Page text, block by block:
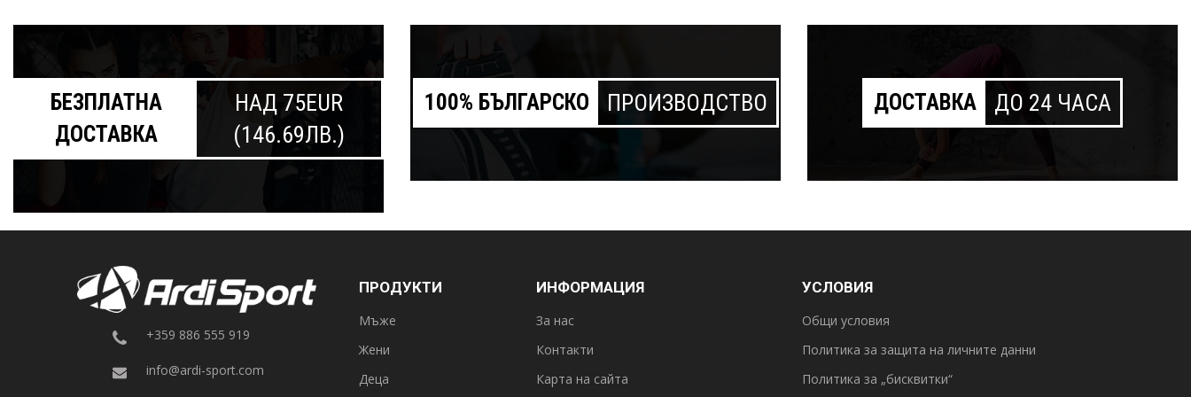
БЕЗПЛАТНА
ДОСТАВКА
НАД 75EUR
(146.69ЛВ.)
100% БЪЛГАРСКО ПРОИЗВОДСТВО ДОСТАВКА ДО 24 ЧАСА
+359 886 555 919
info@ardi-sport.com
ПРОДУКТИ
Мъже
Жени
Деца
ИНФОРМАЦИЯ
За нас
Контакти
Карта на сайта
УСЛОВИЯ
Общи условия
Политика за защита на личните данни
Политика за „бисквитки“